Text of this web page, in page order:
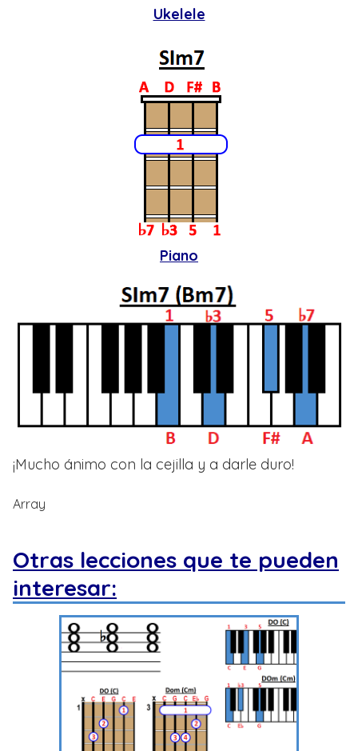
Ukelele
Piano
¡Mucho ánimo con la cejilla y a darle duro!
Array
Otras lecciones que te pueden
interesar: